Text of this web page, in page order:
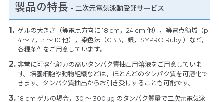
製品の特長 - 二次元電気泳動受託サービス
ゲルの大きさ（等電点方向に 18 cm，24 cm 他），等電点領域（pI
4 〜 7，3 〜 10 他），染色法（CBB，銀，SYPRO Ruby ）など，
各種条件をご用意しています。
非常に可溶化能力の高いタンパク質抽出用溶液をご用意していま
す。培養細胞や動物組織などは，ほとんどのタンパク質を可溶化で
きます。タンパク質抽出からお引き受けすることも可能です。
18 cm ゲルの場合，30 〜 300 μg のタンパク質量で二次元電気泳